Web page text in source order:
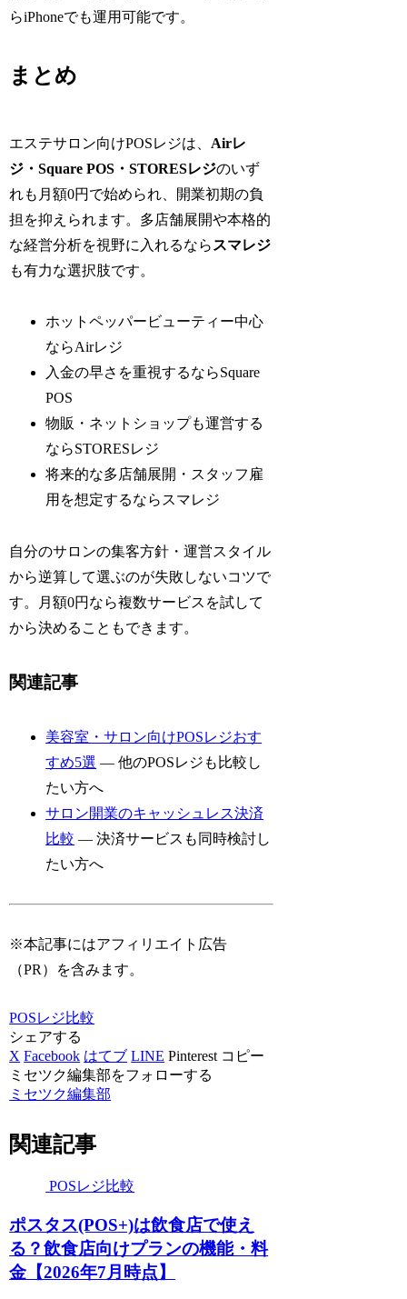
らiPhoneでも運用可能です。
まとめ
エステサロン向けPOSレジは、 Airレ
ジ・Square POS・STORESレジのいず
れも月額0円で始められ、開業初期の負
担を抑えられます。多店舗展開や本格的
な経営分析を視野に入れるなら スマレジ
も有力な選択肢です。
ホットペッパービューティー中心
ならAirレジ
入金の早さを重視するならSquare
POS
物販・ネットショップも運営する
ならSTORESレジ
将来的な多店舗展開・スタッフ雇
用を想定するならスマレジ
自分のサロンの集客方針・運営スタイル
から逆算して選ぶのが失敗しないコツで
す。月額0円なら複数サービスを試して
から決めることもできます。
関連記事
美容室・サロン向けPOSレジおす
すめ5選 — 他のPOSレジも比較し
たい方へ
サロン開業のキャッシュレス決済
比較 — 決済サービスも同時検討し
たい方へ
※本記事にはアフィリエイト広告
（PR）を含みます。
POSレジ比較
シェアする
X Facebook はてブ LINE Pinterest コピー
ミセツク編集部をフォローする
ミセツク編集部
関連記事
POSレジ比較
ポスタス(POS+)は飲食店で使え
る？飲食店向けプランの機能・料
金【2026年7月時点】